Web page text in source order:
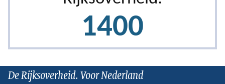
De Rijksoverheid. Voor Nederland